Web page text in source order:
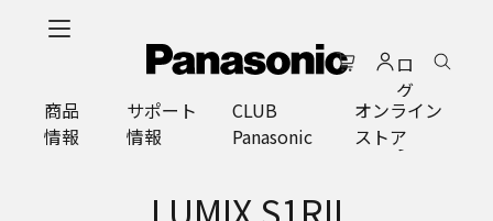
ロ
グ
イ
ン
商品
情報
サポート
情報
CLUB
Panasonic
オンライン
ストア